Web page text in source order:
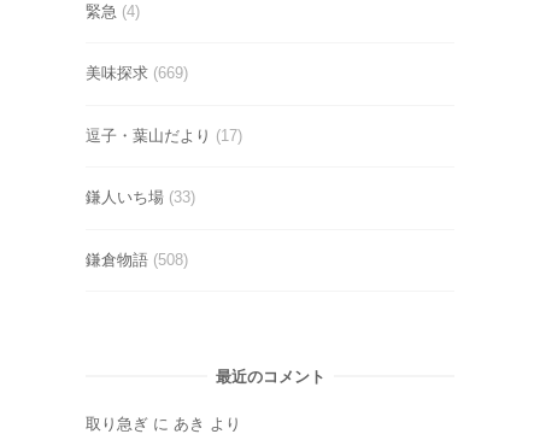
緊急 (4)
美味探求 (669)
逗子・葉山だより (17)
鎌人いち場 (33)
鎌倉物語 (508)
最近のコメント
取り急ぎ に あき より